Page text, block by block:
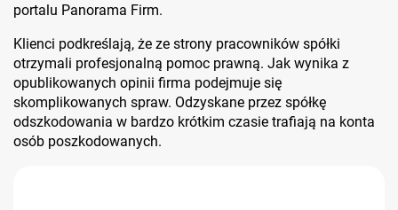
portalu Panorama Firm.
Klienci podkreślają, że ze strony pracowników spółki
otrzymali profesjonalną pomoc prawną. Jak wynika z
opublikowanych opinii firma podejmuje się
skomplikowanych spraw. Odzyskane przez spółkę
odszkodowania w bardzo krótkim czasie trafiają na konta
osób poszkodowanych.